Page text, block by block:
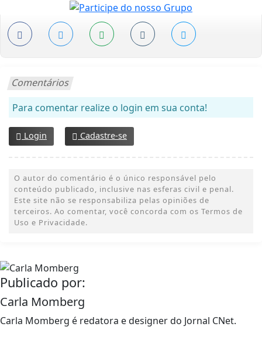
Comentários
Para comentar realize o login em sua conta!
Login Cadastre-se
O autor do comentário é o único responsável pelo
conteúdo publicado, inclusive nas esferas civil e penal.
Este site não se responsabiliza pelas opiniões de
terceiros. Ao comentar, você concorda com os Termos de
Uso e Privacidade.
Publicado por:
Carla Momberg
Carla Momberg é redatora e designer do Jornal CNet.